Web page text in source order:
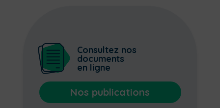
Consultez nos
documents
en ligne
Nos publications